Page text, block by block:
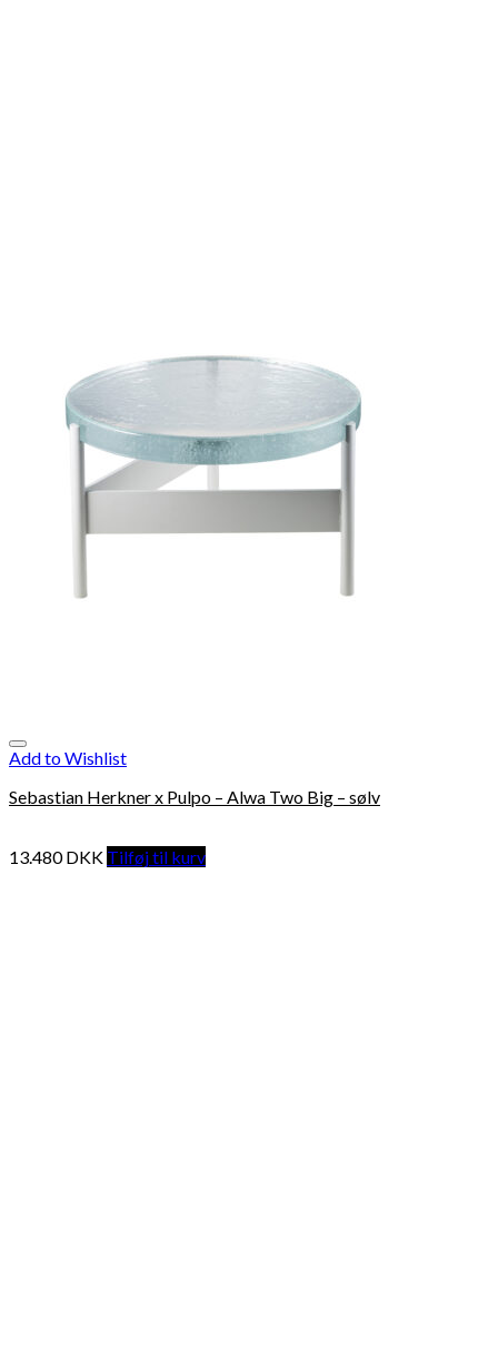
Add to Wishlist
Sebastian Herkner x Pulpo – Alwa Two Big – sølv
13.480DKK Tilføj til kurv